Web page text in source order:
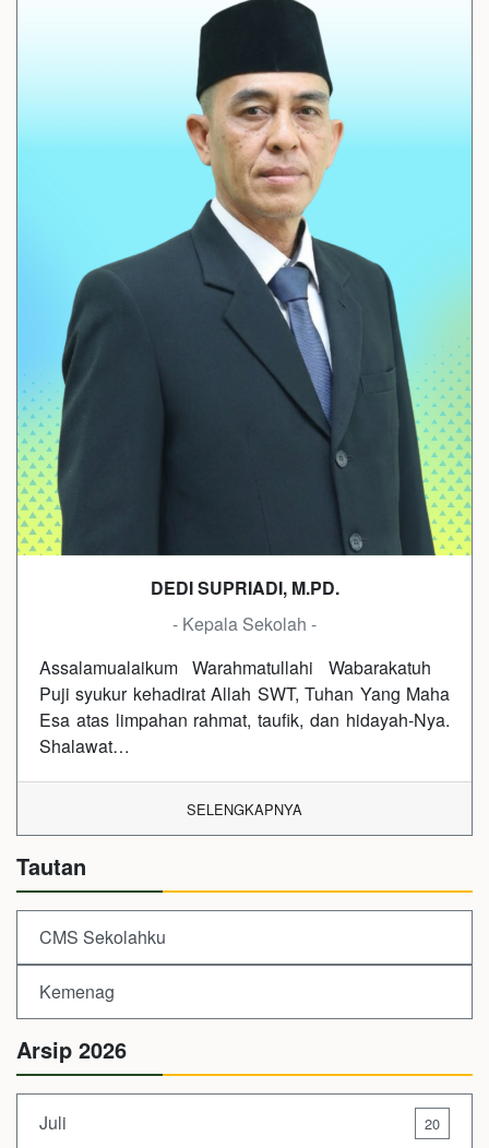
DEDI SUPRIADI, M.PD.
- Kepala Sekolah -
Assalamualaikum Warahmatullahi Wabarakatuh
Puji syukur kehadirat Allah SWT, Tuhan Yang Maha
Esa atas limpahan rahmat, taufik, dan hidayah-Nya.
Shalawat…
SELENGKAPNYA
Tautan
CMS Sekolahku
Kemenag
Arsip 2026
Juli 20